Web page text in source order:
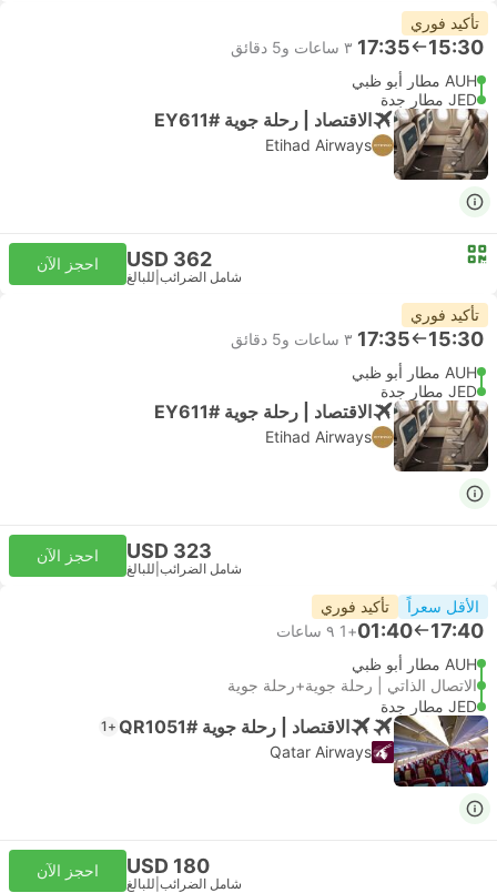
تأكيد فوري
15:30
17:35 ٣ ساعات و‫5 دقائق
AUH مطار أبو ظبي
JED مطار جدة
الاقتصاد | رحلة جوية #EY611
Etihad Airways
USD 362
شامل الضرائب للبالغ
احجز الآن
تأكيد فوري
15:30
17:35 ٣ ساعات و‫5 دقائق
AUH مطار أبو ظبي
JED مطار جدة
الاقتصاد | رحلة جوية #EY611
Etihad Airways
USD 323
شامل الضرائب للبالغ
احجز الآن
الأقل سعراً تأكيد فوري
17:40
01:40
+1
٩ ساعات
AUH مطار أبو ظبي
الاتصال الذاتي | رحلة جوية+رحلة جوية
JED مطار جدة
الاقتصاد | رحلة جوية #QR1051 +1
Qatar Airways
USD 180
شامل الضرائب للبالغ
احجز الآن